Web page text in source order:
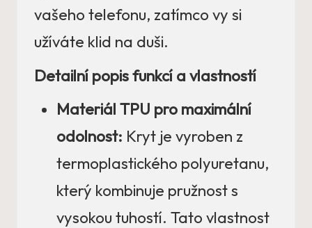
vašeho telefonu, zatímco vy si
užíváte klid na duši.
Detailní popis funkcí a vlastností
Materiál TPU pro maximální
odolnost: Kryt je vyroben z
termoplastického polyuretanu,
který kombinuje pružnost s
vysokou tuhostí. Tato vlastnost